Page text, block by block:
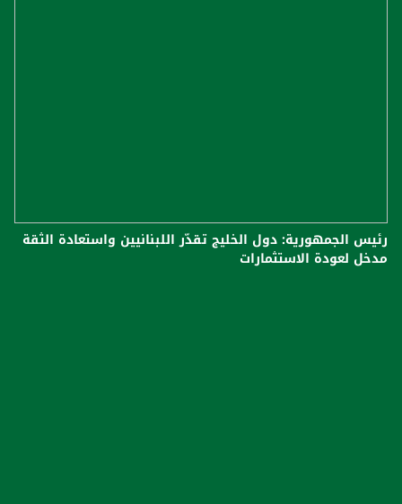
رئيس الجمهورية: دول الخليج تقدّر اللبنانيين واستعادة الثقة
مدخل لعودة الاستثمارات